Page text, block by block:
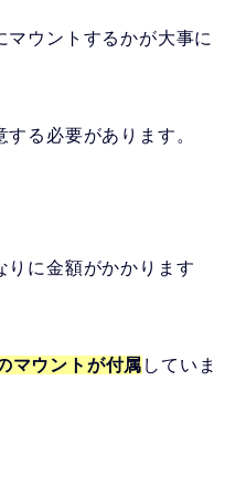
マウントするかが大事に
る必要があります。
りに金額がかかります
マウントが付属 していま